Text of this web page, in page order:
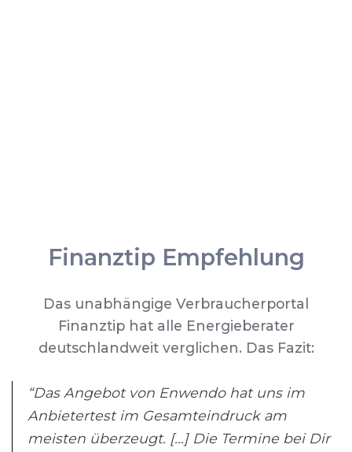
Finanztip Empfehlung
Das unabhängige Verbraucherportal
Finanztip hat alle Energieberater
deutschlandweit verglichen. Das Fazit:
“Das Angebot von Enwendo hat uns im
Anbietertest im Gesamteindruck am
meisten überzeugt. [...] Die Termine bei Dir